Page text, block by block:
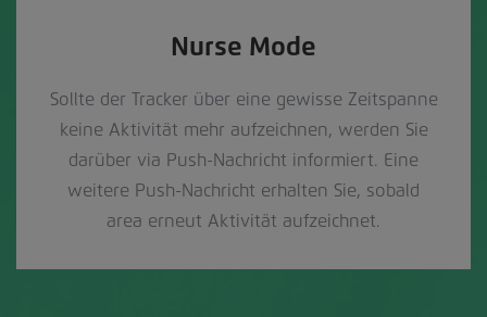
Nurse Mode
Sollte der Tracker über eine gewisse Zeitspanne
keine Aktivität mehr aufzeichnen, werden Sie
darüber via Push-Nachricht informiert. Eine
weitere Push-Nachricht erhalten Sie, sobald
area erneut Aktivität aufzeichnet.